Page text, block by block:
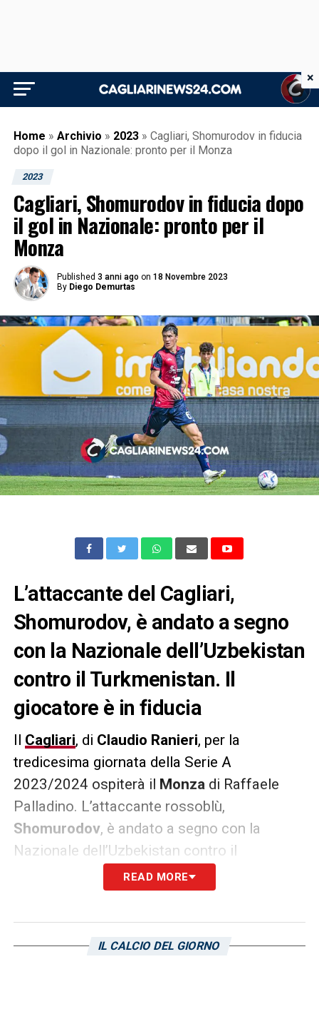
Home » Archivio » 2023 » Cagliari, Shomurodov in fiducia
dopo il gol in Nazionale: pronto per il Monza
2023
Cagliari, Shomurodov in fiducia dopo
il gol in Nazionale: pronto per il
Monza
Published 3 anni ago on 18 Novembre 2023
By Diego Demurtas
L’attaccante del Cagliari,
Shomurodov, è andato a segno
con la Nazionale dell’Uzbekistan
contro il Turkmenistan. Il
giocatore è in fiducia
Il Cagliari, di Claudio Ranieri, per la
tredicesima giornata della Serie A
2023/2024 ospiterà il Monza di Raffaele
Palladino. L’attaccante rossoblù,
Shomurodov, è andato a segno con la
Nazionale dell’Uzbekistan contro il
Turkmenistan. Il giocatore è in fiducia e piano
piano sta guadagnando anche a fiducia del
brianzoli, l’attaccante è pronto ad essere
READ MORE
IL CALCIO DEL GIORNO
×